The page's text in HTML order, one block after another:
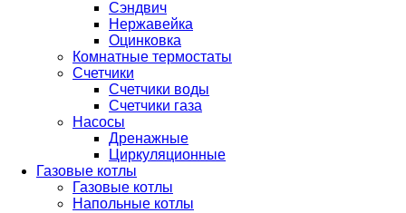
Сэндвич
Нержавейка
Оцинковка
Комнатные термостаты
Счетчики
Счетчики воды
Счетчики газа
Насосы
Дренажные
Циркуляционные
Газовые котлы
Газовые котлы
Напольные котлы